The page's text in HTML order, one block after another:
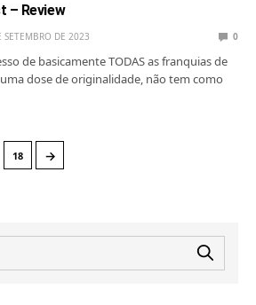
– Review
SETEMBRO DE 2023 0
de basicamente TODAS as franquias de
dose de originalidade, não tem como
18 →